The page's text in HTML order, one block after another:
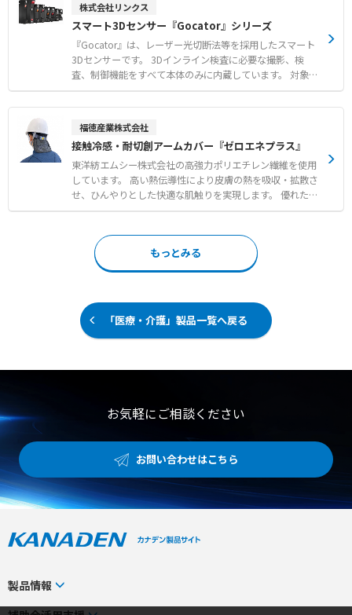
な耐久性 【用途・事例】 ●食品工場や精密機器製造など
高い清浄度が求められる環境での衛生管理 ●量販店の店頭
やバックヤードなどにおける異物混入リスクの低減 ●作業
環境や用途に応じたカスタマイズおよびオーダーメイドで
の運用
り、脇下のアイスパックポケット位置を身体の形状に合わ
せてミリ単位で自由に調整でき、最も効く場所をピンポイ
ントで冷却できます。 重量1.8kgでありながら、優れた縫
製技術により重さを全身に分散させ、驚くほど軽い着心地
を実現しています。 電源不要で空調服との併用が可能なほ
か、冬場は使い捨てカイロを入れて防寒具としても活用で
きるなど、季節やシーンに合わせて活躍します。 【特徴】
アイスパック ●L字型マジックテープによるミリ単位での
アイスパック位置調節機能 ●重さを全身に分散させる優れ
たフィット感と半世紀磨いた縫製技術 【用途・事例】 ●
建設や土木作業などの炎天下における熱中症およびヒヤリ
ハット対策 ●冷房のない室内作業や粉塵・火気を扱う工場
での熱中症対策 ●電源を使用できない環境下での空調服と
株式会社リンクス
スマート3Dセンサー『Gocator』シリーズ
『Gocator』は、レーザー光切断法等を採用したスマート
3Dセンサーです。 3Dインライン検査に必要な撮影、検
査、制御機能をすべて本体のみに内蔵しています。 対象物
を高速かつ高精度に3次元スキャンし、寸法計測や外観検
査の判定結果をPLCへ出力いたします。 プログラミング経
計測ツールを標準搭載しています。 撮像手法、視野幅、解
像度などの仕様を組み合わせた豊富なラインナップによ
り、さまざまな現場のニーズに対応いたします。 外部コン
トローラ不要のシンプルな構成で、生産ラインにおけるリ
アルタイムな3次元インライン検査を実現いたします。
【特徴】 ●撮影・寸法計測・判定結果出力まで本体のみで
ング不要の100種類以上の内蔵計測ツール ●撮像手法や視
野幅などの細かな仕様から最適な1台を選べる豊富なライ
ンナップ 【用途・事例】 ●ワークの3次元形状スキャンお
力による検査工程の自動化
福徳産業株式会社
接触冷感・耐切創アームカバー『ゼロエネプラス』
東洋紡エムシー株式会社の高強力ポリエチレン繊維を使用
しています。 高い熱伝導性により皮膚の熱を吸収・拡散さ
せ、ひんやりとした快適な肌触りを実現します。 優れた接
触冷感性に加え、通常より切れにくい生地構造により作業
ワイト以外のカラーバリエーションではUVカット効果を発
揮し、日焼け対策にも貢献します。 アームカバーやプロテ
クター、ネックフィット、ヘアバンドなど、さまざまな作
ます。 【特徴】 ●高強力ポリエチレン繊維の熱伝導性に
よる優れた接触冷感機能 ●通常より切れにくい強靭な生地
による耐切創性とホワイト以外のUVカット機能 ●作業環
境や用途に合わせて選べる豊富な形状のラインアップ展開
部への暑さ対策および熱中症予防 ●鋭利な資材や工具を扱
（※ホワイトを除く）
もっとみる
「医療・介護」製品一覧へ戻る
お気軽にご相談ください
お問い合わせはこちら
製品情報
カテゴリから探す